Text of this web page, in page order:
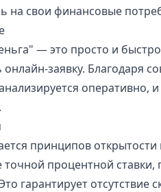
на свои финансовые
— это просто и
онлайн-заявку. Благодаря
оперативно,
принципов
точной процентной
гарантирует